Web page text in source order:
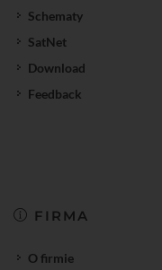
Schematy
SatNet
Download
Feedback
FIRMA
O firmie